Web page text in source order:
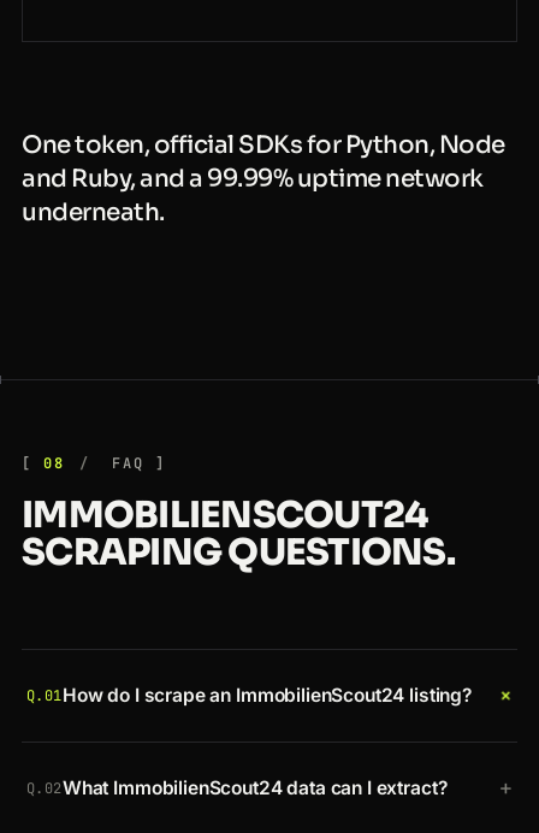
One token, official SDKs for Python, Node
and Ruby, and a 99.99% uptime network
underneath.
08 FAQ
IMMOBILIENSCOUT24
SCRAPING QUESTIONS.
Q.01How do I scrape an ImmobilienScout24 listing? +
Crawlbase Crawling API with your token and
Q.02What ImmobilienScout24 data can I extract? +